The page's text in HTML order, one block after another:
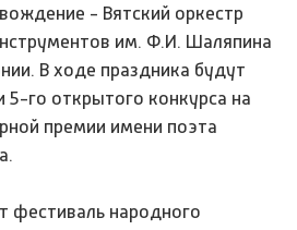
- Вятский оркестр
им. Ф.И. Шаляпина
В ходе праздника будут
5-го открытого конкурса на
премии имени поэта
фестиваль народного